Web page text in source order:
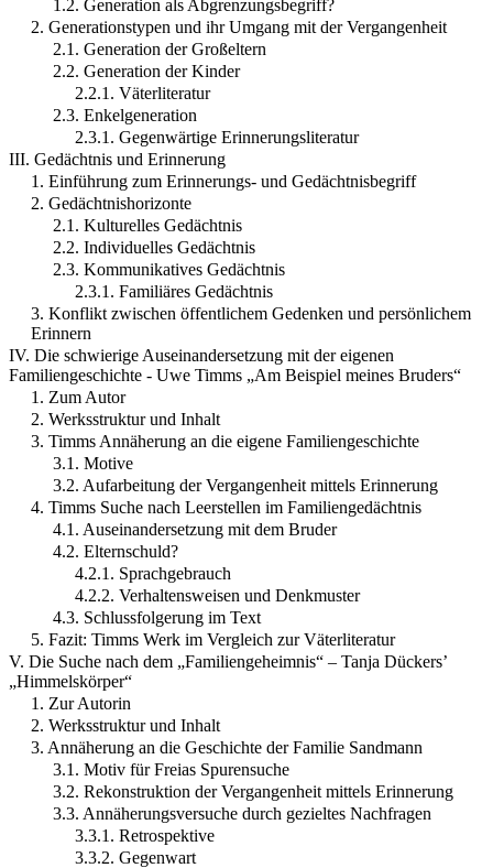
1.2. Generation als Abgrenzungsbegriff?
2. Generationstypen und ihr Umgang mit der Vergangenheit
2.1. Generation der Großeltern
2.2. Generation der Kinder
2.2.1. Väterliteratur
2.3. Enkelgeneration
2.3.1. Gegenwärtige Erinnerungsliteratur
III. Gedächtnis und Erinnerung
1. Einführung zum Erinnerungs- und Gedächtnisbegriff
2. Gedächtnishorizonte
2.1. Kulturelles Gedächtnis
2.2. Individuelles Gedächtnis
2.3. Kommunikatives Gedächtnis
2.3.1. Familiäres Gedächtnis
3. Konflikt zwischen öffentlichem Gedenken und persönlichem
Erinnern
IV. Die schwierige Auseinandersetzung mit der eigenen
Familiengeschichte - Uwe Timms „Am Beispiel meines Bruders“
1. Zum Autor
2. Werksstruktur und Inhalt
3. Timms Annäherung an die eigene Familiengeschichte
3.1. Motive
3.2. Aufarbeitung der Vergangenheit mittels Erinnerung
4. Timms Suche nach Leerstellen im Familiengedächtnis
4.1. Auseinandersetzung mit dem Bruder
4.2. Elternschuld?
4.2.1. Sprachgebrauch
4.2.2. Verhaltensweisen und Denkmuster
4.3. Schlussfolgerung im Text
5. Fazit: Timms Werk im Vergleich zur Väterliteratur
V. Die Suche nach dem „Familiengeheimnis“ – Tanja Dückers’
„Himmelskörper“
1. Zur Autorin
2. Werksstruktur und Inhalt
3. Annäherung an die Geschichte der Familie Sandmann
3.1. Motiv für Freias Spurensuche
3.2. Rekonstruktion der Vergangenheit mittels Erinnerung
3.3. Annäherungsversuche durch gezieltes Nachfragen
3.3.1. Retrospektive
3.3.2. Gegenwart